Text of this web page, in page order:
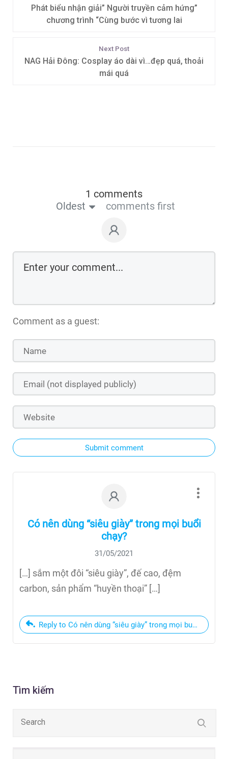
Tìm kiếm
Phát biểu nhận giải” Người truyền cảm hứng”
chương trình “Cùng bước vì tương lai
Next Post
NAG Hải Đông: Cosplay áo dài vì…đẹp quá, thoải
mái quá
1 comments
Oldest
comments first
Comment as a guest:
Submit comment
Có nên dùng “siêu giày” trong mọi buổi
chạy?
31/05/2021
[…] sắm một đôi “siêu giày”, đế cao, đệm
carbon, sản phẩm “huyền thoại” […]
Reply to Có nên dùng “siêu giày” trong mọi buổi chạy?